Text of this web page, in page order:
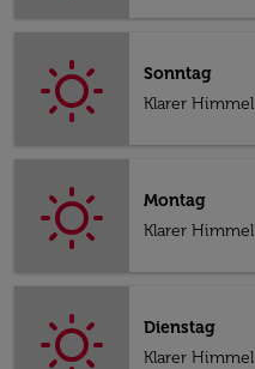
Sonntag
Klarer Himmel
Montag
Klarer Himmel
Dienstag
Klarer Himmel